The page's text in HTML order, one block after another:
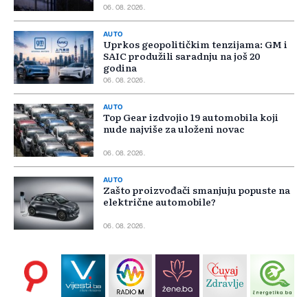
06. 08. 2026.
AUTO
Uprkos geopolitičkim tenzijama: GM i
SAIC produžili saradnju na još 20
godina
06. 08. 2026.
AUTO
Top Gear izdvojio 19 automobila koji
nude najviše za uloženi novac
06. 08. 2026.
AUTO
Zašto proizvođači smanjuju popuste na
električne automobile?
06. 08. 2026.